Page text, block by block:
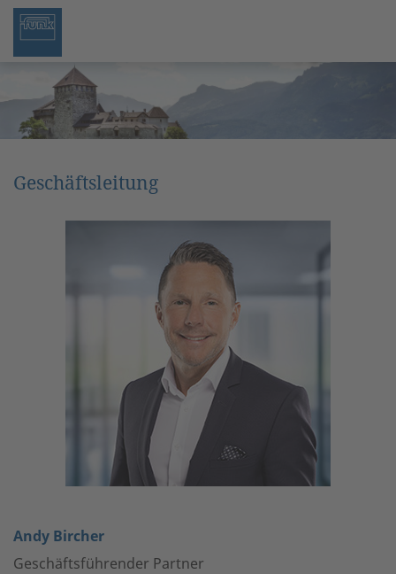
Geschäftsleitung
Andy Bircher
Geschäftsführender Partner